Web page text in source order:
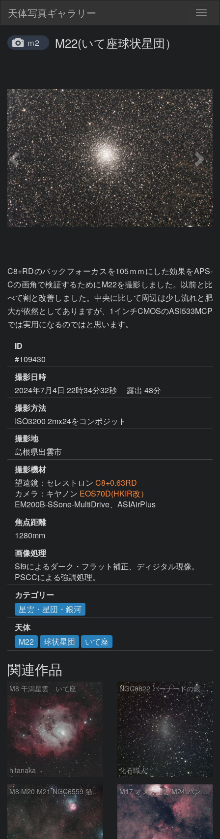
天体写真ギャラリー
ｍ2 M22(いて座球状星団）
C8+RDのバックフォーカスを105ｍｍにした効果をAPS-
Cの画角で検証するためにM22を撮影しました。以前と比
べて割と改善しました。中央に比して周辺は少し流れと肥
大が依然としてありますが、1インチCMOSのASI533MCP
では実用になるのではと思います。
ID
#109430
撮影日時
2024年7月4日 22時34分32秒
露出 48分
撮影方法
ISO3200 2mx24をコンポジット
撮影地
島根県出雲市
撮影機材
望遠鏡：セレストロン C8+0.63RD
カメラ：キヤノン EOS70D(HKIR改）
EM200B-SSone-MultiDrive、ASIAirPlus
焦点距離
1280mm
画像処理
SI9によるダーク・フラット補正、ディジタル現像。
PSCCによる強調処理。
カテゴリー
星雲・星団・銀河
天体
M22
球状星団 いて座
関連作品
M8 干潟星雲 いて座
hltanaka
NGC6822 バーナードの銀河 いて座
化石職人
M8 M20 M21 NGC6559 猫の手星雲 いて座 M17 オメガ星雲 M24 バンビの横顔 いて座